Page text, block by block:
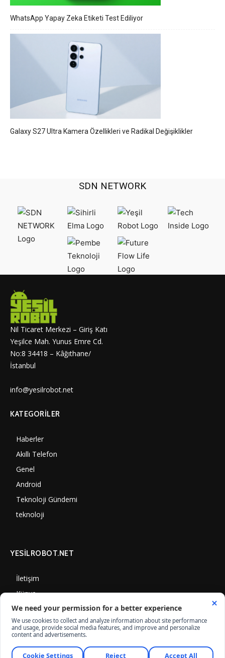
WhatsApp Yapay Zeka Etiketi Test Ediliyor
Galaxy S27 Ultra Kamera Özellikleri ve Radikal Değişiklikler
SDN NETWORK
Nil Ticaret Merkezi – Giriş Katı
Yeşilce Mah. Yunus Emre Cd.
No:8 34418 – Kâğıthane/
İstanbul
info@yesilrobot.net
KATEGORILER
Haberler
Akıllı Telefon
Genel
Android
Teknoloji Gündemi
teknoloji
YESİLROBOT.NET
İletişim
Künye
Gizlilik Politikası
Çerez Kullanımı